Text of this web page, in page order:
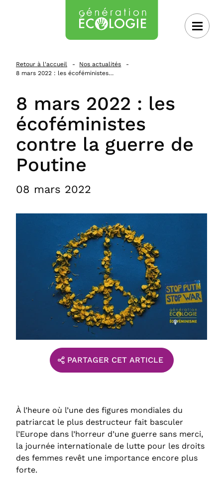
Retour à l'accueil
Nos actualités
8 mars 2022 : les écoféministes…
8 mars 2022 : les
écoféministes
contre la guerre de
Poutine
08 mars 2022
PARTAGER CET ARTICLE
À l’heure où l’une des figures mondiales du
patriarcat le plus destructeur fait basculer
l’Europe dans l’horreur d’une guerre sans merci,
la journée internationale de lutte pour les droits
des femmes revêt une importance encore plus
forte.